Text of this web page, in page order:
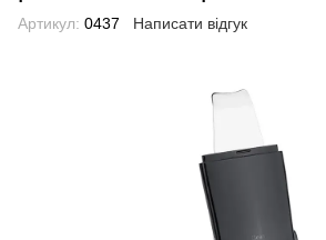
Артикул: 0437 Написати відгук